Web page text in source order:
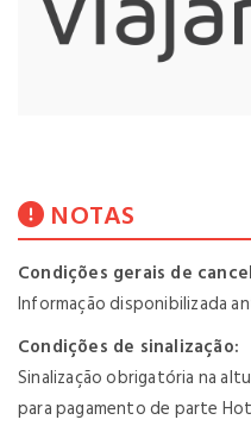
NOTAS
Condições gerais de
Informação disponibilizada
Condições de sinalização:
Sinalização obrigatória na
para pagamento de parte